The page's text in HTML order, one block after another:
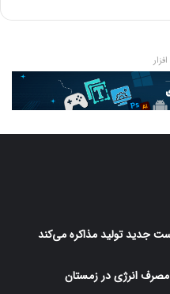
جدید تولید مذاکره می‌کند
انرژی در زمستان